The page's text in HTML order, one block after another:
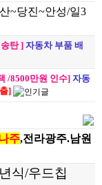
~당진~안성/일3
탄 ] 자동차 부품 배
/8500만원 인수] 자동
]
주,전라광주.남원
식/우드칩